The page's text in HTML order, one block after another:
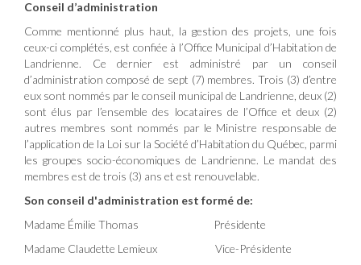
Conseil d’administration
Comme mentionné plus haut, la gestion des projets, une fois
ceux-ci complétés, est confiée à l’Office Municipal d’Habitation de
Landrienne. Ce dernier est administré par un conseil
d’administration composé de sept (7) membres. Trois (3) d’entre
eux sont nommés par le conseil municipal de Landrienne, deux (2)
sont élus par l’ensemble des locataires de l’Office et deux (2)
autres membres sont nommés par le Ministre responsable de
l’application de la Loi sur la Société d’Habitation du Québec, parmi
les groupes socio-économiques de Landrienne. Le mandat des
membres est de trois (3) ans et est renouvelable.
Son conseil d'administration est formé de:
Madame Émilie Thomas Présidente
Madame Claudette Lemieux Vice-Présidente